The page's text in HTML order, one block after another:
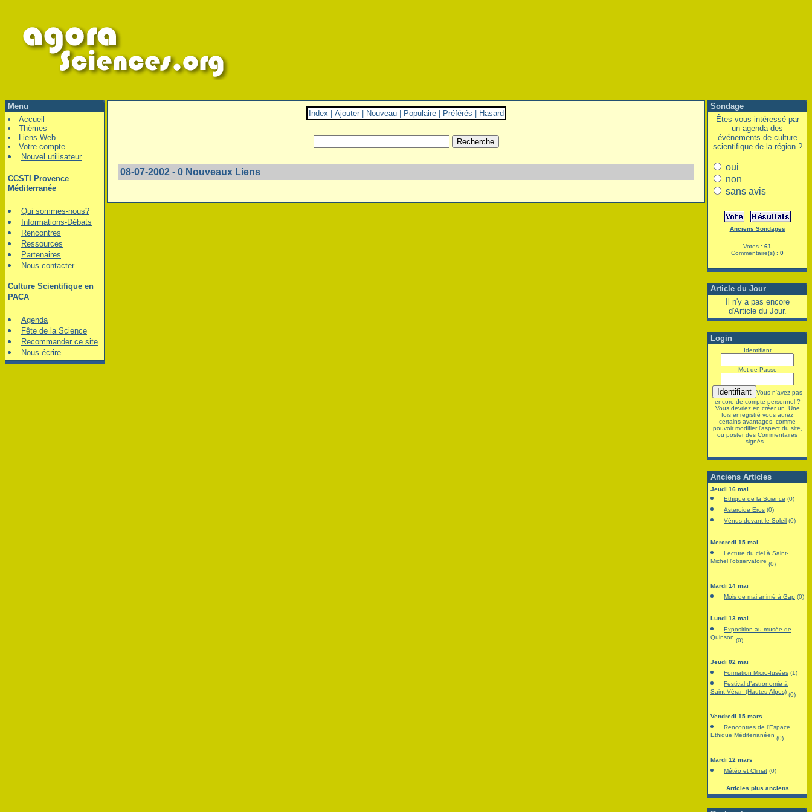
Menu
Accueil
Thèmes
Liens Web
Votre compte
Nouvel utilisateur
CCSTI Provence
Méditerranée
Qui sommes-nous?
Informations-Débats
Rencontres
Ressources
Partenaires
Nous contacter
Culture Scientifique en
PACA
Agenda
Fête de la Science
Recommander ce site
Nous écrire
Index Ajouter Nouveau Populaire Préférés Hasard
08-07-2002 - 0 Nouveaux Liens
Sondage
Êtes-vous intéressé par
un agenda des
événements de culture
scientifique de la région ?
oui
non
sans avis
Anciens Sondages
Votes : 61
Commentaire(s) : 0
Article du Jour
Il n'y a pas encore
d'Article du Jour.
Login
Identifiant
Mot de Passe
Vous n'avez pas
encore de compte personnel ?
Vous devriez en créer un . Une
fois enregistré vous aurez
certains avantages, comme
pouvoir modifier l'aspect du site,
ou poster des Commentaires
signés...
Anciens Articles
Jeudi 16 mai
Ethique de la Science (0)
Asteroide Eros (0)
Vénus devant le Soleil (0)
Mercredi 15 mai
Lecture du ciel à Saint-
Michel l'observatoire (0)
Mardi 14 mai
Mois de mai animé à Gap (0)
Lundi 13 mai
Exposition au musée de
Quinson (0)
Jeudi 02 mai
Formation Micro-fusées (1)
Festival d’astronomie à
Saint-Véran (Hautes-Alpes) (0)
Vendredi 15 mars
Rencontres de l'Espace
Ethique Méditerranéen (0)
Mardi 12 mars
Météo et Climat (0)
Articles plus anciens